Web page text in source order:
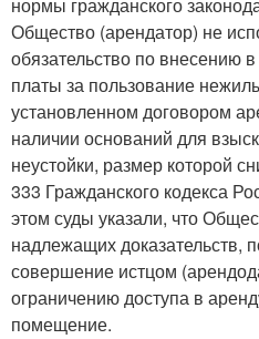
нормы гражданского
Общество (арендатор) не
обязательство по внесению
платы за пользование
установленном договором
наличии оснований для
неустойки, размер которой
333 Гражданского кодекса
этом суды указали, что
надлежащих доказательств,
совершение истцом
ограничению доступа в
помещение.